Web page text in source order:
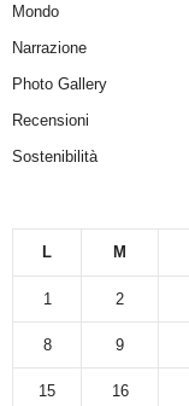
Mondo
Narrazione
Photo Gallery
Recensioni
Sostenibilità
L M
1 2
8 9
15 16